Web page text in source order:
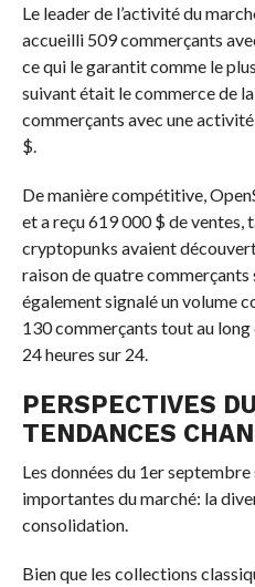
Le leader de l’activité du
accueilli 509 commerçants
ce qui le garantit comme le
suivant était le commerce de
commerçants avec une
$.
De manière compétitive,
et a reçu 619 000 $ de ventes,
cryptopunks avaient
raison de quatre commerçants
également signalé un volume
130 commerçants tout au
24 heures sur 24.
PERSPECTIVES
TENDANCES
Les données du 1er
importantes du marché: la
consolidation.
Bien que les collections